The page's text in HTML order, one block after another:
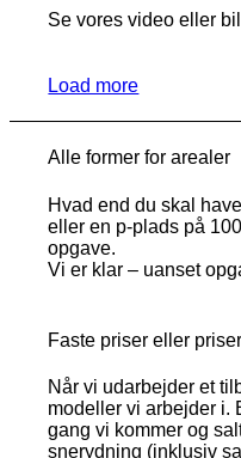
Se vores video eller
Load more
Alle former for arealer
Hvad end du skal
eller en p-plads på
opgave.
Vi er klar – uanset
Faste priser eller
Når vi udarbejder et
modeller vi arbejder i.
gang vi kommer og
snerydning (inklusiv